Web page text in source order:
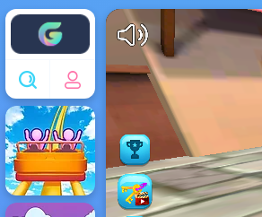
Enjoy4fun